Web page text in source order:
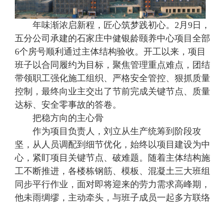
年味渐浓启新程，匠心筑梦践初心。2月9日，
五分公司承建的石家庄中健银龄颐养中心项目全部
6个房号顺利通过主体结构验收。开工以来，项目
班子以合同履约为目标，聚焦管理重点难点，团结
带领职工强化施工组织、严格安全管控、狠抓质量
控制，最终向业主交出了节前完成关键节点、质量
达标、安全零事故的答卷。
把稳方向的主心骨
作为项目负责人，刘立从生产统筹到阶段攻
坚，从人员调配到细节优化，始终以项目建设为中
心，紧盯项目关键节点、破难题。随着主体结构施
工不断推进，各楼栋钢筋、模板、混凝土三大班组
同步平行作业，面对即将迎来的劳力需求高峰期，
他未雨绸缪，主动牵头，与班子成员一起多方联络